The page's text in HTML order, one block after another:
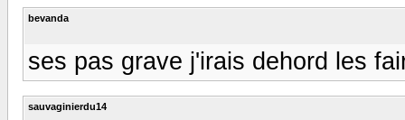
bevanda
ses pas grave j'irais dehord les
sauvaginierdu14